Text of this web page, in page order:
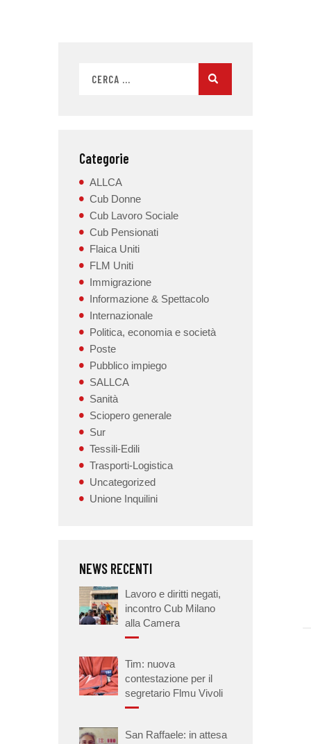
Categorie
ALLCA
Cub Donne
Cub Lavoro Sociale
Cub Pensionati
Flaica Uniti
FLM Uniti
Immigrazione
Informazione & Spettacolo
Internazionale
Politica, economia e società
Poste
Pubblico impiego
SALLCA
Sanità
Sciopero generale
Sur
Tessili-Edili
Trasporti-Logistica
Uncategorized
Unione Inquilini
NEWS RECENTI
Lavoro e diritti negati,
incontro Cub Milano
alla Camera
Tim: nuova
contestazione per il
segretario Flmu Vivoli
San Raffaele: in attesa